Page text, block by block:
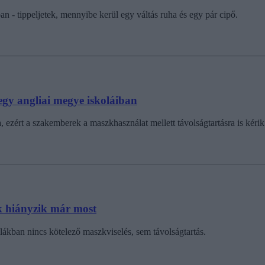
- tippeljetek, mennyibe kerül egy váltás ruha és egy pár cipő.
angliai megye iskoláiban
a szakemberek a maszkhasználat mellett távolságtartásra is
hiányzik már most
nincs kötelező maszkviselés, sem távolságtartás.